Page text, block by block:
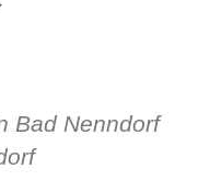
Bad Nenndorf